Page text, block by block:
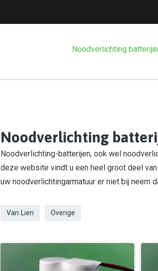
Noodverlichting
Noodverlichting
Noodverlichting-batterijen, ook wel
deze website vindt u een heel groot deel
uw noodverlichtingarmatuur er niet bij neem
Van Lien Overige